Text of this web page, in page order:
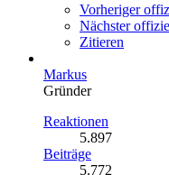
Vorheriger
Nächster
Zitieren
Markus
Gründer
Reaktionen
5.897
Beiträge
5.772